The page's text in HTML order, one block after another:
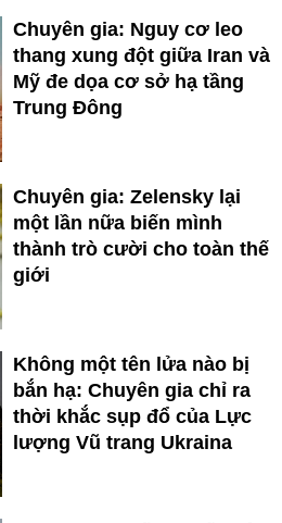
Chuyên gia: Nguy cơ leo
thang xung đột giữa Iran và
Mỹ đe dọa cơ sở hạ tầng
Trung Đông
Chuyên gia: Zelensky lại
một lần nữa biến mình
thành trò cười cho toàn thế
giới
Không một tên lửa nào bị
bắn hạ: Chuyên gia chỉ ra
thời khắc sụp đổ của Lực
lượng Vũ trang Ukraina